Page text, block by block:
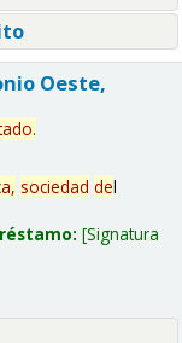
Oeste,
.
sociedad del
Signatura